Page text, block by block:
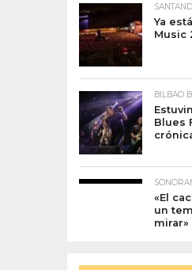
Ya
Music
BILBAO
Blues
«El
un
mirar»